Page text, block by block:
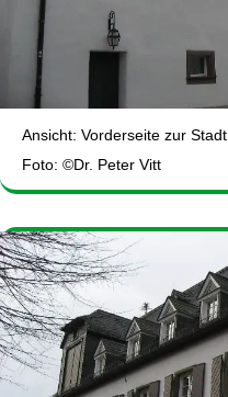
Ansicht: Vorderseite zur Stadt
Foto: ©Dr. Peter Vitt